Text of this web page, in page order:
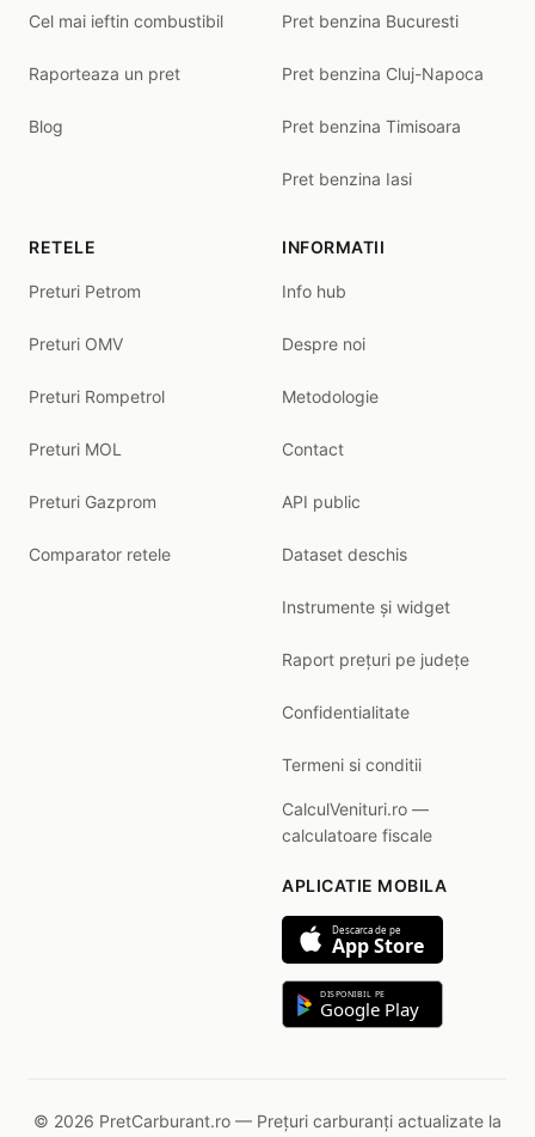
Cel mai ieftin combustibil
Raporteaza un pret
Blog
Pret benzina Bucuresti
Pret benzina Cluj-Napoca
Pret benzina Timisoara
Pret benzina Iasi
RETELE
Preturi Petrom
Preturi OMV
Preturi Rompetrol
Preturi MOL
Preturi Gazprom
Comparator retele
INFORMATII
Info hub
Despre noi
Metodologie
Contact
API public
Dataset deschis
Instrumente și widget
Raport prețuri pe județe
Confidentialitate
Termeni si conditii
CalculVenituri.ro —
calculatoare fiscale
APLICATIE MOBILA
Descarca de pe
App Store
DISPONIBIL PE
Google Play
© 2026 PretCarburant.ro — Prețuri carburanți actualizate la